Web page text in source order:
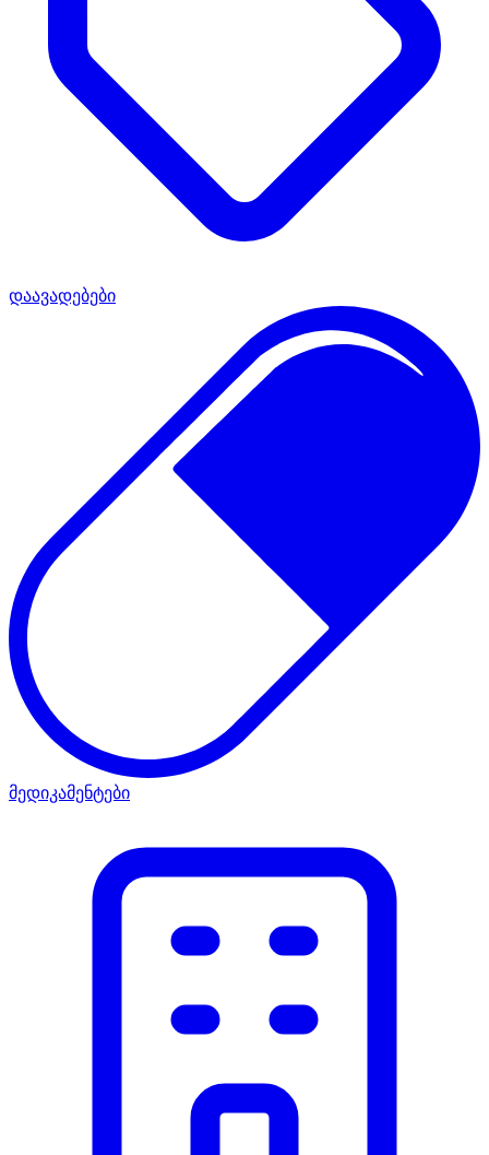
დაავადებები
მედიკამენტები